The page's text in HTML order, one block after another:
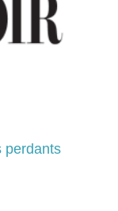
perdants